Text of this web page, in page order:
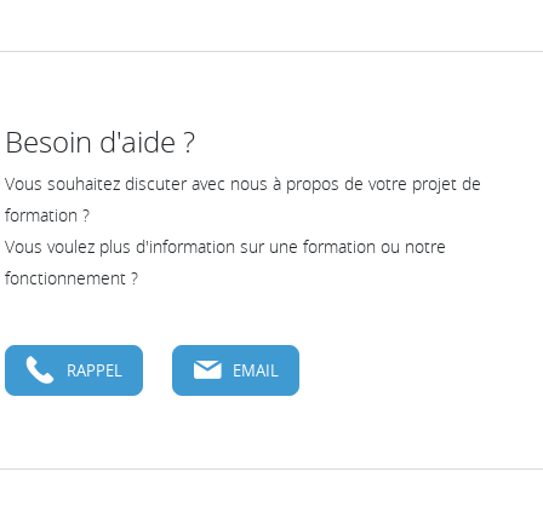
Besoin d'aide ?
Vous souhaitez discuter avec nous à propos de votre projet de
formation ?
Vous voulez plus d'information sur une formation ou notre
fonctionnement ?
RAPPEL EMAIL